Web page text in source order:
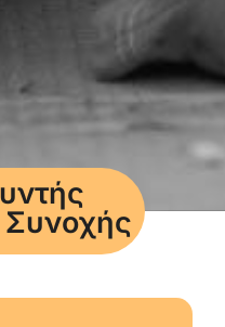
Συνοχής